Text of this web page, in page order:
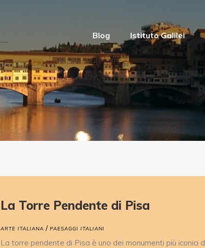
Blog Istituto Galilei
ARTE ITALIANA / PAESAGGI ITALIANI
La Torre Pendente di Pisa
La torre pendente di Pisa è uno dei monumenti più iconici